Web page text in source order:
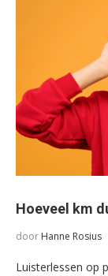
Hoeveel km
door Hanne Rosius
Luisterlessen op